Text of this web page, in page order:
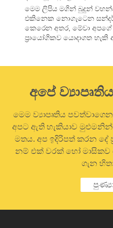
මෙම ලිපිය මගින් බුදුන්
එකිනෙක නොගැටෙන
කෙරෙන අතර, මේවා අපගේ
ප්‍රායෝගිකව යොදාගත
අපේ
මෙම ව්‍යාපෘතිය
අපට ඇති හැකියාව
මතය. අප ඉදිරිපත් කරන
නම් එක් වරක් හෝ මාසිකව
ගැන